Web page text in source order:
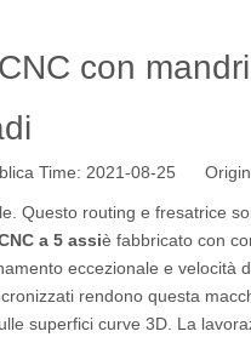
con
Time: 2021-08-25
Questo routing e fresatrice
a 5 assiè fabbricato con
eccezionale e velocità
rendono questa
superfici curve 3D. La